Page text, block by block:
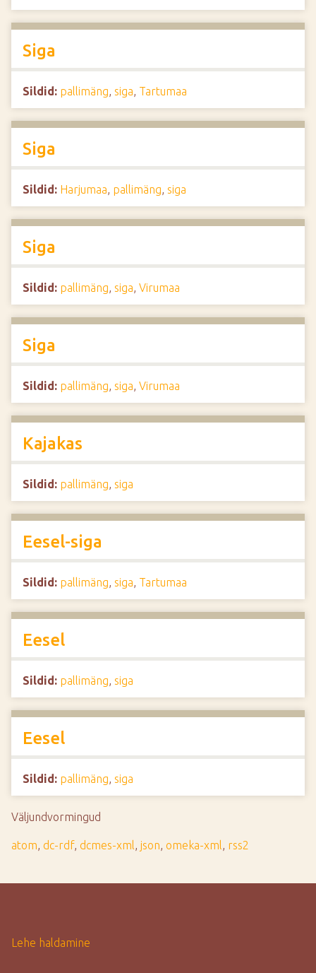
Siga
Sildid: pallimäng, siga, Tartumaa
Siga
Sildid: Harjumaa, pallimäng, siga
Siga
Sildid: pallimäng, siga, Virumaa
Siga
Sildid: pallimäng, siga, Virumaa
Kajakas
Sildid: pallimäng, siga
Eesel-siga
Sildid: pallimäng, siga, Tartumaa
Eesel
Sildid: pallimäng, siga
Eesel
Sildid: pallimäng, siga
Väljundvormingud
atom, dc-rdf, dcmes-xml, json, omeka-xml, rss2
Lehe haldamine